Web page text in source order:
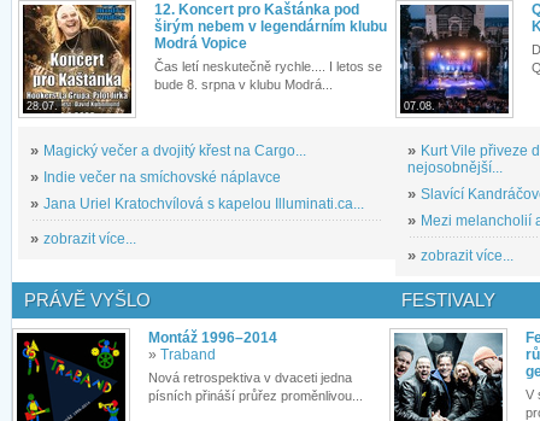
28.07.
12. Koncert pro Kaštánka pod
širým nebem v legendárním klubu
Modrá Vopice
Čas letí neskutečně rychle.... I letos se
bude 8. srpna v klubu Modrá...
» Magický večer a dvojitý křest na Cargo...
» Indie večer na smíchovské náplavce
» Jana Uriel Kratochvílová s kapelou Illuminati.ca...
» zobrazit více...
07.08.
» Kurt Vile přiveze
nejosobnější...
» Slavící
» Mezi melancholií
» zobrazit více...
PRÁVĚ VYŠLO
Montáž 1996–2014
» Traband
Nová retrospektiva v dvaceti jedna
písních přináší průřez proměnlivou...
FESTIVALY
V